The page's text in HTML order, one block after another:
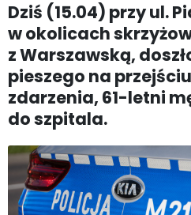
Dziś (15.04) przy ul.
w okolicach
z Warszawską,
pieszego na
zdarzenia, 61-letni
do szpitala.